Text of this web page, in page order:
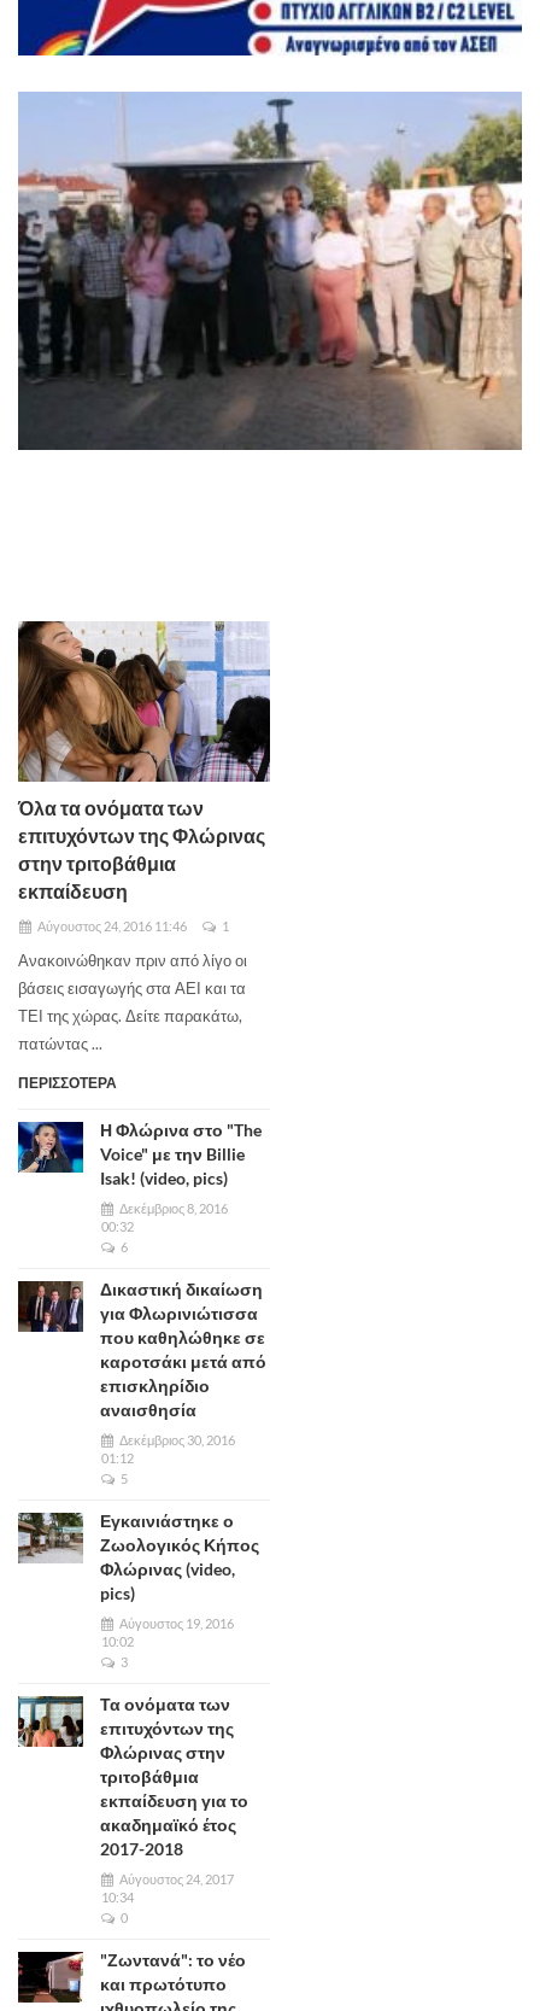
Όλα τα ονόματα των
επιτυχόντων της Φλώρινας
στην τριτοβάθμια
εκπαίδευση
Αύγουστος 24, 2016 11:46 1
Ανακοινώθηκαν πριν από λίγο οι
βάσεις εισαγωγής στα ΑΕΙ και τα
ΤΕΙ της χώρας. Δείτε παρακάτω,
πατώντας ...
ΠΕΡΙΣΣΟΤΕΡΑ
Η Φλώρινα στο "The
Voice" με την Billie
Isak! (video, pics)
Δεκέμβριος 8, 2016
00:32
6
Δικαστική δικαίωση
για Φλωρινιώτισσα
που καθηλώθηκε σε
καροτσάκι μετά από
επισκληρίδιο
αναισθησία
Δεκέμβριος 30, 2016
01:12
5
Εγκαινιάστηκε ο
Ζωολογικός Κήπος
Φλώρινας (video,
pics)
Αύγουστος 19, 2016
10:02
3
Τα ονόματα των
επιτυχόντων της
Φλώρινας στην
τριτοβάθμια
εκπαίδευση για το
ακαδημαϊκό έτος
2017-2018
Αύγουστος 24, 2017
10:34
0
"Ζωντανά": το νέο
και πρωτότυπο